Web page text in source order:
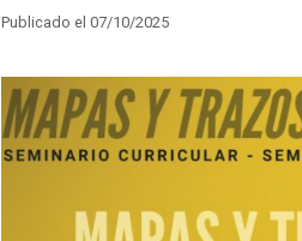
Publicado el 07/10/2025